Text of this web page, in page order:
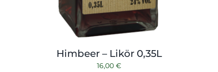
Himbeer – Likör 0,35L
16,00 €